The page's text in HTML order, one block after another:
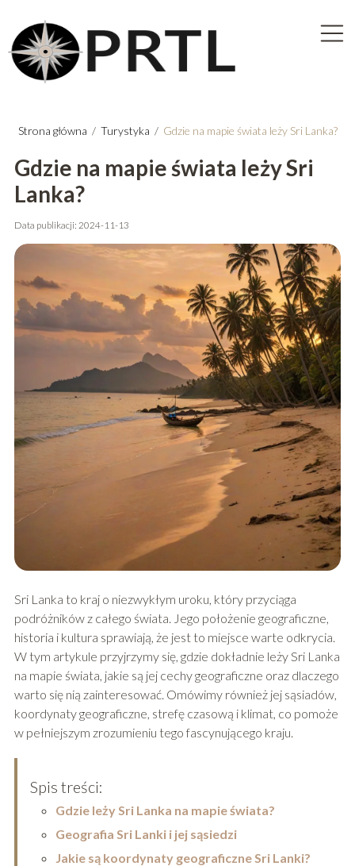
Strona główna / Turystyka / Gdzie na mapie świata leży Sri Lanka?
Gdzie na mapie świata leży Sri
Lanka?
Data publikacji: 2024-11-13
Sri Lanka to kraj o niezwykłym uroku, który przyciąga
podróżników z całego świata. Jego położenie geograficzne,
historia i kultura sprawiają, że jest to miejsce warte odkrycia.
W tym artykule przyjrzymy się, gdzie dokładnie leży Sri Lanka
na mapie świata, jakie są jej cechy geograficzne oraz dlaczego
warto się nią zainteresować. Omówimy również jej sąsiadów,
koordynaty geograficzne, strefę czasową i klimat, co pomoże
w pełniejszym zrozumieniu tego fascynującego kraju.
Spis treści:
Gdzie leży Sri Lanka na mapie świata?
Geografia Sri Lanki i jej sąsiedzi
Jakie są koordynaty geograficzne Sri Lanki?